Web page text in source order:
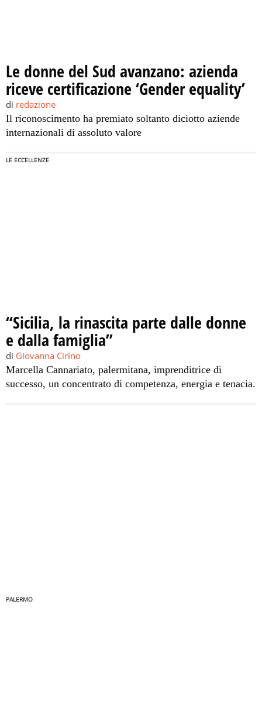
Le donne del Sud avanzano: azienda
riceve certificazione ‘Gender equality’
di redazione
Il riconoscimento ha premiato soltanto diciotto aziende
internazionali di assoluto valore
LE ECCELLENZE
“Sicilia, la rinascita parte dalle donne
e dalla famiglia”
di Giovanna Cirino
Marcella Cannariato, palermitana, imprenditrice di
successo, un concentrato di competenza, energia e tenacia.
PALERMO